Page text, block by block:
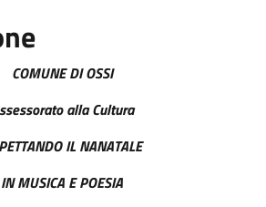
COMUNE DI OSSI
alla Cultura
IL NANATALE
IN MUSICA E POESIA